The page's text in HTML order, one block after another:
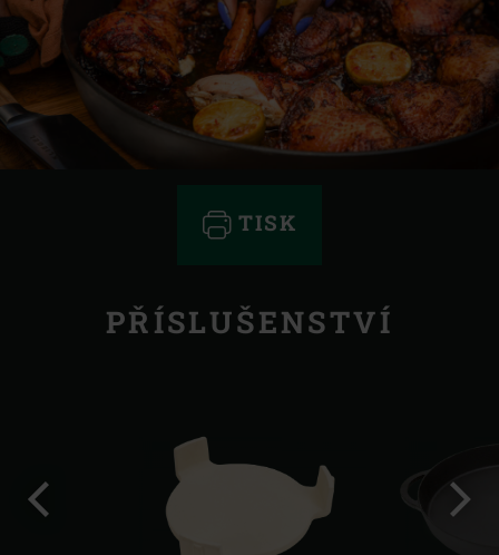
TISK
PŘÍSLUŠENSTVÍ